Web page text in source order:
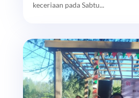
keceriaan pada Sabtu...